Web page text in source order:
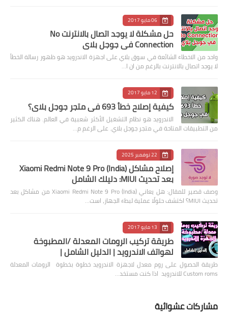
06 مايو 2017
حل مشكلة لا يوجد اتصال بالانترنت No
Connection في جوجل بلاي
واحد من الاخطاء الشائعة في سوق بلاي على اجهزة الاندرويد هو ظهور رسالة الخطأ
لا يوجد اتصال بالانترنت بالرغم من ان ا…
12 مايو 2017
كيفية إصلاح خطأ 693 في متجر جوجل بلاي؟
الاندرويد هو نظام التشغيل الأكثر شعبية في العالم. هناك الكثير
من التطبيقات المتاحة في متجر جوجل بلاي. على الرغم م…
22 نوفمبر 2025
إصلاح مشاكل Xiaomi Redmi Note 9 Pro (India)
بعد تحديث MIUI: دليلك الشامل
وصف قصير للمقال: هل يعاني Xiaomi Redmi Note 9 Pro (India) من مشاكل بعد
تحديث MIUI؟ اكتشف حلولًا عملية لبطء الجهاز، است…
13 مايو 2017
طريقة تركيب الرومات المعدلة /المطبوخة
لهواتف الاندرويد | الدليل الشامل |
طريقة الحصول على روم معدل لاجهزة الاندرويد خطوة بخطوة الرومات المعدلة
Custom roms للاندرويد اذا كنت مستخد…
مشاركات عشوائية